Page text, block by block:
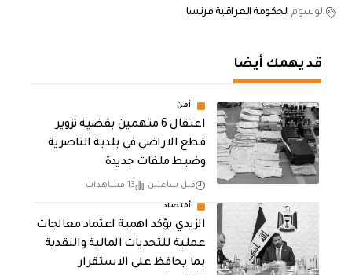
الوسوم الحكومة العراقيةفرنسا
قد يهمك أيضا
أمن
اعتقال 6 متهمين بقضية تزوير
قطع الاراضي في بلدية الناصرية
وضبط ملفات جديدة
قبل ساعتين 13 مشاهدات
أقتصاد
الزيدي يؤكد اهمية اعتماد معالجات
عملية للتحديات المالية والنقدية
بما يحافظ على الاستقرار